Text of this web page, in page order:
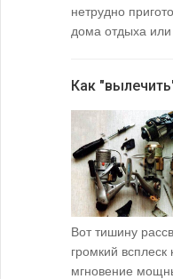
нетрудно
дома отдыха или
Как
Вот тишину
громкий
мгновение